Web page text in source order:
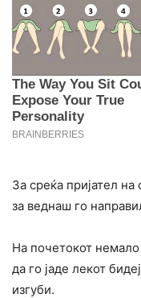
За среќа пријател на
за веднаш го
На почетокот
да го јаде лекот
изгуби.